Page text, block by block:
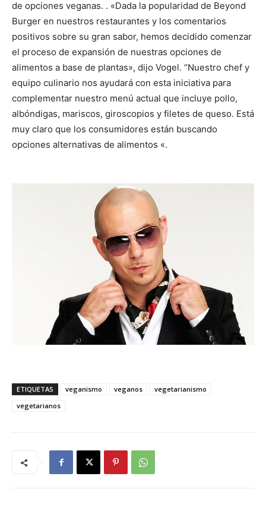
de opciones veganas. . «Dada la popularidad de Beyond
Burger en nuestros restaurantes y los comentarios
positivos sobre su gran sabor, hemos decidido comenzar
el proceso de expansión de nuestras opciones de
alimentos a base de plantas», dijo Vogel. “Nuestro chef y
equipo culinario nos ayudará con esta iniciativa para
complementar nuestro menú actual que incluye pollo,
albóndigas, mariscos, giroscopios y filetes de queso. Está
muy claro que los consumidores están buscando
opciones alternativas de alimentos «.
ETIQUETAS veganismo veganos
vegetarianismo
vegetarianos